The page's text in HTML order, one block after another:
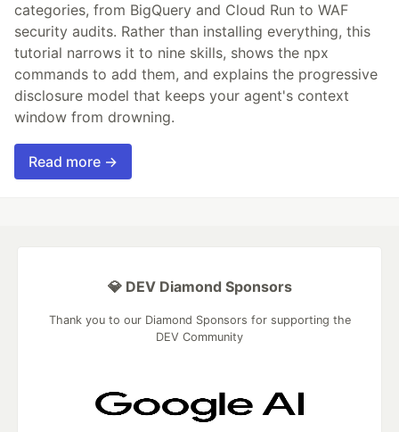
categories, from BigQuery and Cloud Run to WAF
security audits. Rather than installing everything, this
tutorial narrows it to nine skills, shows the npx
commands to add them, and explains the progressive
disclosure model that keeps your agent's context
window from drowning.
Read more →
💎 DEV Diamond Sponsors
Thank you to our Diamond Sponsors for supporting the
DEV Community